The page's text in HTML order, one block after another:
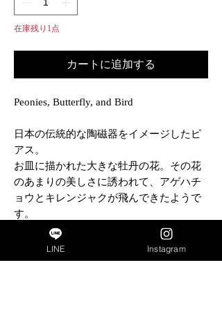
在庫残り1点
カートに追加する
Peonies, Butterfly, and Bird
日本の伝統的な陶磁器をイメージしたピ
アス。
お皿に描かれた大きな牡丹の花。その花
のあまりの美しさに誘われて、アゲハチ
ョウとキレンジャクが飛んできたようで
す。
牡丹の花言葉は「風格」「富貴」など。
伝統文化を感じながら優美なコーディネ
イトを楽しんでみてください。
LINE Instagram